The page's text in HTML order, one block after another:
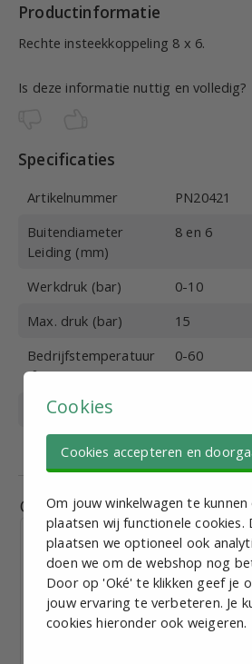
Productinformatie
Rechte insteekkoppeling 8 x 6.
Is deze informatie nuttig en volledig?
Specificaties
Artikelnummer
PN20421
Buitendiameter
Leiding (mm)
8 en 6
Werkdruk (bar)
0-10
Max. druk (bar)
15
Bedrijfstemperatuur
(°C)
0-60
Materiaal
Medium
Perslucht
Gerelateerde producten
Rechte koppeling (RKI) 6 x 6
Cookies
Cookies accepteren en
Om jouw winkelwagen te
plaatsen wij functionele cookies.
plaatsen we optioneel ook
doen we om de webshop nog
Door op 'Oké' te klikken geef je
jouw ervaring te verbeteren. Je
cookies hieronder ook weigeren.